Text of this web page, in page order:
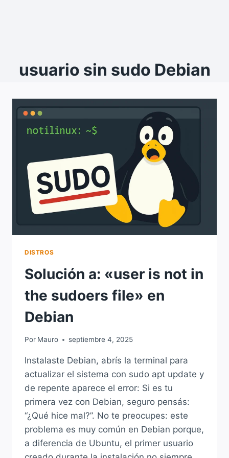
usuario sin sudo Debian
DISTROS
Solución a: «user is not in
the sudoers file» en
Debian
Por Mauro septiembre 4, 2025
Instalaste Debian, abrís la terminal para
actualizar el sistema con sudo apt update y
de repente aparece el error: Si es tu
primera vez con Debian, seguro pensás:
“¿Qué hice mal?”. No te preocupes: este
problema es muy común en Debian porque,
a diferencia de Ubuntu, el primer usuario